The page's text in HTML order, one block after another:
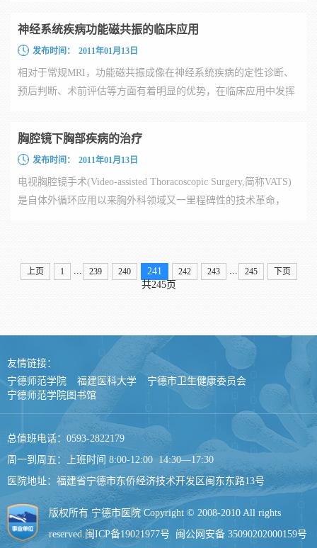
神经系统疾病功能磁共振的临床应用
发布时间： 2011年01月13日
相对于常规MRI，功能磁共振成像在神经系统疾病的定性诊断、
预后判断、术前评估等方面有着明显的优势，在临床应用中发挥
胸腔镜下胸部疾病的治疗
发布时间： 2011年01月13日
电视胸腔镜手术(Video-assisted Thoracoscopic Surgery,简称VATS)
是自体外循环应用以来胸外科领域又一里程碑性的技术革命，
上页 1 ... 239 240 241 242 243 ... 245 下页
共245页
友情链接：
宁德师范学院
福建医科大学
宁德市卫生健康委员会
宁德师范学院图书馆
总值班电话：0593-2822179
周一到周五：上班时间 8:00-12:00 14:30—17:30
医院地址：福建省宁德市东侨经济技术开发区闽东东路13号
版权所有 宁德市医院 Copyright © 2008-2010 All rights
reserved.闽ICP备19021977号 闽公网安备 35090202000159号